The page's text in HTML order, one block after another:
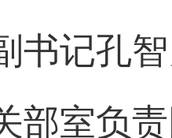
书记孔
部室负